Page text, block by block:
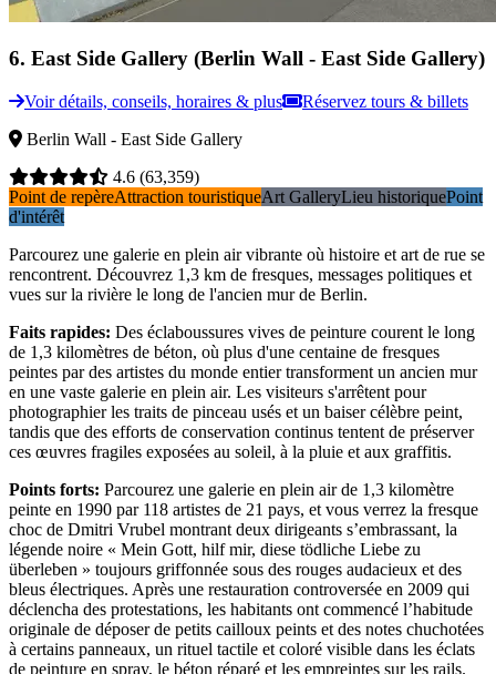
6. East Side Gallery (Berlin Wall - East Side Gallery)
Voir détails, conseils, horaires & plus
Réservez tours & billets
Berlin Wall - East Side Gallery
4.6 (63,359)
Point de repèreAttraction touristiqueArt GalleryLieu historiquePoint
d'intérêt
Parcourez une galerie en plein air vibrante où histoire et art de rue se
rencontrent. Découvrez 1,3 km de fresques, messages politiques et
vues sur la rivière le long de l'ancien mur de Berlin.
Faits rapides: Des éclaboussures vives de peinture courent le long
de 1,3 kilomètres de béton, où plus d'une centaine de fresques
peintes par des artistes du monde entier transforment un ancien mur
en une vaste galerie en plein air. Les visiteurs s'arrêtent pour
photographier les traits de pinceau usés et un baiser célèbre peint,
tandis que des efforts de conservation continus tentent de préserver
ces œuvres fragiles exposées au soleil, à la pluie et aux graffitis.
Points forts: Parcourez une galerie en plein air de 1,3 kilomètre
peinte en 1990 par 118 artistes de 21 pays, et vous verrez la fresque
choc de Dmitri Vrubel montrant deux dirigeants s’embrassant, la
légende noire « Mein Gott, hilf mir, diese tödliche Liebe zu
überleben » toujours griffonnée sous des rouges audacieux et des
bleus électriques. Après une restauration controversée en 2009 qui
déclencha des protestations, les habitants ont commencé l’habitude
originale de déposer de petits cailloux peints et des notes chuchotées
à certains panneaux, un rituel tactile et coloré visible dans les éclats
de peinture en spray, le béton réparé et les empreintes sur les rails.